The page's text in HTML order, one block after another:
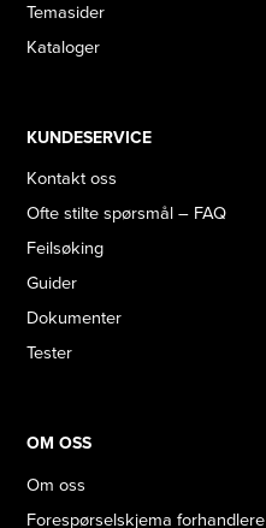
Temasider
Kataloger
KUNDESERVICE
Kontakt oss
Ofte stilte spørsmål – FAQ
Feilsøking
Guider
Dokumenter
Tester
OM OSS
Om oss
Forespørselskjema forhandlere